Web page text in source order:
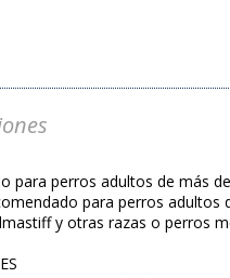
para perros adultos de más
para perros adultos
y otras razas o perros